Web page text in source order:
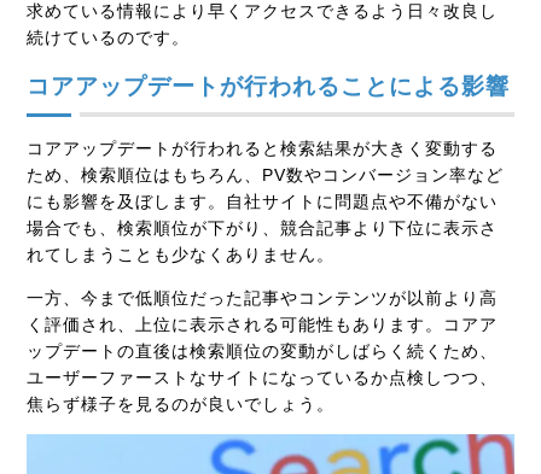
求めている情報により早くアクセスできるよう日々改良し
続けているのです。
コアアップデートが行われることによる影響
コアアップデートが行われると検索結果が大きく変動する
ため、検索順位はもちろん、PV数やコンバージョン率など
にも影響を及ぼします。自社サイトに問題点や不備がない
場合でも、検索順位が下がり、競合記事より下位に表示さ
れてしまうことも少なくありません。
一方、今まで低順位だった記事やコンテンツが以前より高
く評価され、上位に表示される可能性もあります。コアア
ップデートの直後は検索順位の変動がしばらく続くため、
ユーザーファーストなサイトになっているか点検しつつ、
焦らず様子を見るのが良いでしょう。